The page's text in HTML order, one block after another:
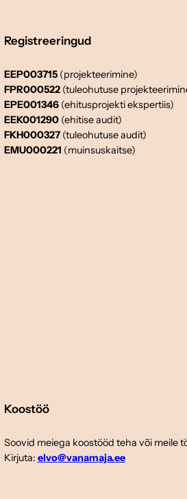
Registreeringud
EEP003715 (projekteerimine)
FPR000522 (tuleohutuse
EPE001346 (ehitusprojekti ekspertiis)
EEK001290(ehitise audit)
FKH000327 (tuleohutuse audit)
EMU000221 (muinsuskaitse)
Koostöö
Soovid meiega koostööd teha või meile
Kirjuta: elvo@vanamaja.ee